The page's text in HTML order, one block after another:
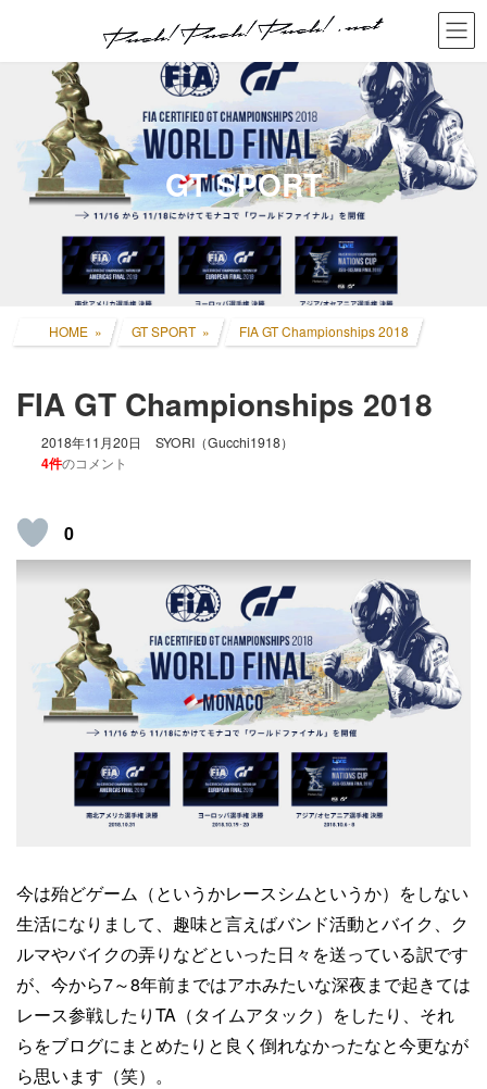
GT SPORT
HOME GT SPORT FIA GT Championships 2018
FIA GT Championships 2018
2018年11月20日 SYORI（Gucchi1918）
4件のコメント
0
今は殆どゲーム（というかレースシムというか）をしない
生活になりまして、趣味と言えばバンド活動とバイク、ク
ルマやバイクの弄りなどといった日々を送っている訳です
が、今から7～8年前まではアホみたいな深夜まで起きては
レース参戦したりTA（タイムアタック）をしたり、それ
らをブログにまとめたりと良く倒れなかったなと今更なが
ら思います（笑）。